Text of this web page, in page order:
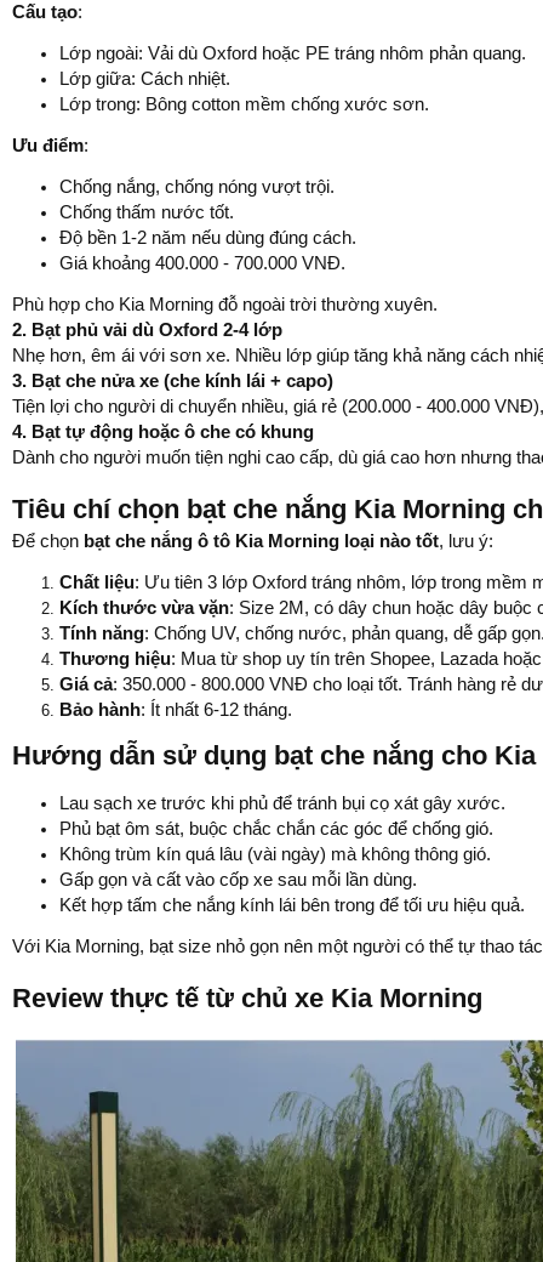
Cấu tạo:
Lớp ngoài: Vải dù Oxford hoặc PE tráng nhôm phản quang.
Lớp giữa: Cách nhiệt.
Lớp trong: Bông cotton mềm chống xước sơn.
Ưu điểm:
Chống nắng, chống nóng vượt trội.
Chống thấm nước tốt.
Độ bền 1-2 năm nếu dùng đúng cách.
Giá khoảng 400.000 - 700.000 VNĐ.
Phù hợp cho Kia Morning đỗ ngoài trời thường xuyên.
2. Bạt phủ vải dù Oxford 2-4 lớp
Nhẹ hơn, êm ái với sơn xe. Nhiều lớp giúp tăng khả năng cách
3. Bạt che nửa xe (che kính lái + capo)
Tiện lợi cho người di chuyển nhiều, giá rẻ (200.000 - 400.000
4. Bạt tự động hoặc ô che có khung
Dành cho người muốn tiện nghi cao cấp, dù giá cao hơn nhưng
Tiêu chí chọn bạt che nắng Kia Morning
Để chọn bạt che nắng ô tô Kia Morning loại nào tốt, lưu ý:
Chất liệu: Ưu tiên 3 lớp Oxford tráng nhôm, lớp trong mềm
Kích thước vừa vặn: Size 2M, có dây chun hoặc dây buộc
Tính năng: Chống UV, chống nước, phản quang, dễ gấp
Thương hiệu: Mua từ shop uy tín trên Shopee, Lazada
Giá cả: 350.000 - 800.000 VNĐ cho loại tốt. Tránh hàng rẻ
Bảo hành: Ít nhất 6-12 tháng.
Hướng dẫn sử dụng bạt che nắng cho
Lau sạch xe trước khi phủ để tránh bụi cọ xát gây xước.
Phủ bạt ôm sát, buộc chắc chắn các góc để chống gió.
Không trùm kín quá lâu (vài ngày) mà không thông gió.
Gấp gọn và cất vào cốp xe sau mỗi lần dùng.
Kết hợp tấm che nắng kính lái bên trong để tối ưu hiệu quả.
Với Kia Morning, bạt size nhỏ gọn nên một người có thể tự thao
Review thực tế từ chủ xe Kia Morning